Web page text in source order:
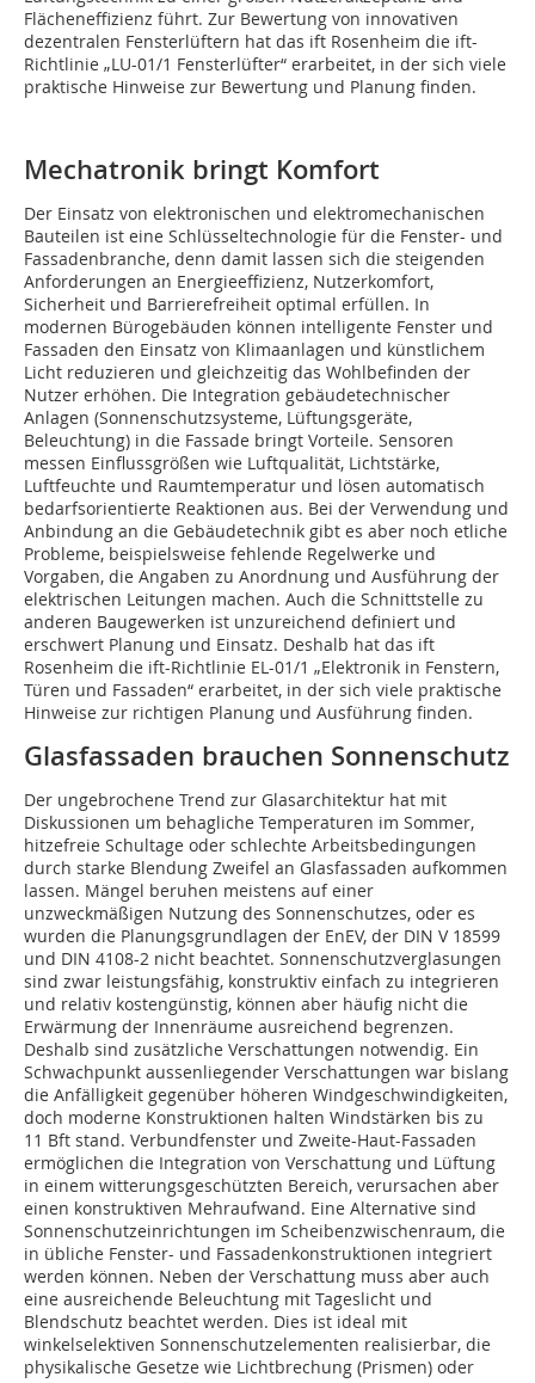
Flächeneffizienz führt. Zur Bewertung von innovativen
dezentralen Fensterlüftern hat das ift Rosenheim die ift-
Richtlinie „LU-01/1 Fensterlüfter“ erarbeitet, in der sich viele
praktische Hinweise zur Bewertung und Planung finden.
Mechatronik bringt Komfort
Der Einsatz von elektronischen und elektromechanischen
Bauteilen ist eine Schlüsseltechnologie für die Fenster- und
Fassadenbranche, denn damit lassen sich die steigenden
Anforderungen an Energieeffizienz, Nutzerkomfort,
Sicherheit und Barrierefreiheit optimal erfüllen. In
modernen Bürogebäuden können intelligente Fenster und
Fassaden den Einsatz von Klimaanlagen und künstlichem
Licht reduzieren und gleichzeitig das Wohlbefinden der
Nutzer erhöhen. Die Integration gebäudetechnischer
Anlagen (Sonnenschutzsysteme, Lüftungsgeräte,
Beleuchtung) in die Fassade bringt Vorteile. Sensoren
messen Einflussgrößen wie Luftqualität, Lichtstärke,
Luftfeuchte und Raumtemperatur und lösen automatisch
bedarfsorientierte Reaktionen aus. Bei der Verwendung und
Anbindung an die Gebäudetechnik gibt es aber noch etliche
Pro­bleme, beispielsweise fehlende Regelwerke und
Vorgaben, die Angaben zu Anordnung und Ausführung der
elektrischen Leitungen machen. Auch die Schnittstelle zu
anderen Baugewerken ist unzureichend definiert und
erschwert Planung und Einsatz. Deshalb hat das ift
Rosenheim die ift-Richtlinie EL-01/1 „Elektronik in Fenstern,
Türen und Fassaden“ erarbeitet, in der sich viele praktische
Hin­weise zur richtigen Planung und Ausführung finden.
Glasfassaden brauchen Sonnenschutz
Der ungebrochene Trend zur Glasarchitektur hat mit
Diskussionen um behagliche Temperaturen im Sommer,
hitzefreie Schultage oder schlechte Arbeitsbedingungen
durch starke Blendung Zweifel an Glasfassaden aufkommen
lassen. Mängel beruhen meistens auf einer
unzweckmäßigen Nutzung des Sonnenschutzes, oder es
wurden die Planungsgrundlagen der EnEV, der DIN V 18599
und DIN 4108-2 nicht beachtet. Sonnenschutzverglasun­gen
sind zwar leistungsfähig, konstruktiv einfach zu integrieren
und relativ kostengünstig, können aber häufig nicht die
Erwärmung der Innenräume ausreichend begrenzen.
Deshalb sind zusätzliche Verschattungen notwendig. Ein
Schwachpunkt aussenliegender Verschattungen war bislang
die Anfälligkeit gegenüber höheren Windgeschwindigkeiten,
doch moderne Konstruktionen halten Windstärken bis zu
11 Bft stand. Verbundfenster und Zweite-Haut-Fassaden
ermöglichen die Integration von Verschattung und Lüftung
in einem witterungsgeschützten Bereich, verursachen aber
einen konstruktiven Mehraufwand. Eine Alter­native sind
Sonnenschutzeinrichtungen im Scheibenzwischenraum, die
in übliche Fenster- und Fassadenkonstruktionen integriert
werden können. Neben der Verschattung muss aber auch
eine ausreichende Beleuchtung mit Tageslicht und
Blendschutz beachtet werden. Dies ist ideal mit
winkelselektiven Sonnenschutzelementen realisierbar, die
physikalische Gesetze wie Lichtbrechung (Prismen) oder